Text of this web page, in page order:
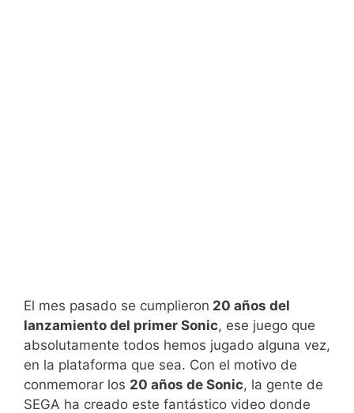
El mes pasado se cumplieron 20 años del
lanzamiento del primer Sonic, ese juego que
absolutamente todos hemos jugado alguna vez,
en la plataforma que sea. Con el motivo de
conmemorar los 20 años de Sonic, la gente de
SEGA ha creado este fantástico video donde